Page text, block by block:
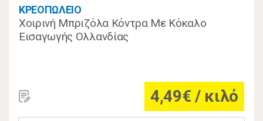
ΚΡΕΟΠΩΛΕΙΟ
Χοιρινή Μπριζόλα Κόντρα Με Κόκαλο
Εισαγωγής Ολλανδίας
4,49€ / κιλό